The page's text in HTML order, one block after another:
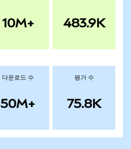
10M+ 483.9K
다운로드 수
50M+
평가 수
75.8K